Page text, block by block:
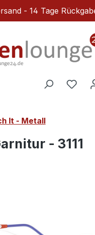
- 14 Tage
Du
It - Metall
- 3111